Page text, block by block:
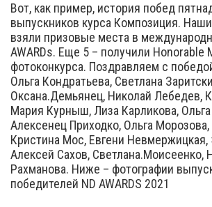
Вот, как пример, история побед
выпускников курса Композиция. Наши
взяли призовые места в
AWARDs. Еще 5 – получили
фотоконкурса. Поздравляем с
Ольга Кондратьева, Светлана
Оксана.Демьянец, Николай Лебедев,
Мария Курныш, Лиза Карликова,
Алексенец Приходко, Ольга Морозова,
Кристина Мос, Евгени Невмержицкая,
Алексей Сахов, Светлана.Моисеенко,
Рахманова. Ниже – фотографии
победителей ND AWARDS 2021